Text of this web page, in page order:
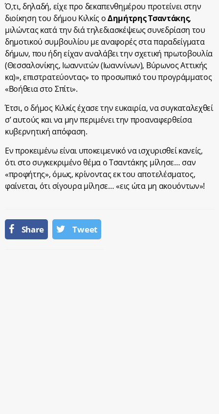
Ό,τι, δηλαδή, είχε προ δεκαπενθημέρου προτείνει στην
διοίκηση του δήμου Κιλκίς οΔημήτρης Τσαντάκης,
μιλώντας κατά την διά τηλεδιασκέψεως συνεδρίαση του
δημοτικού συμβουλίου με αναφορές στα παραδείγματα
δήμων, που ήδη είχαν αναλάβει την σχετική πρωτοβουλία
(Θεσσαλονίκης, Ιωαννιτών (Ιωαννίνων), Βύρωνος Αττικής
κα)», επιστρατεύοντας» το προσωπικό του προγράμματος
«Βοήθεια στο Σπίτι».
Έτσι, ο δήμος Κιλκίς έχασε την ευκαιρία, να συγκαταλεχθεί
σ’ αυτούς και να μην περιμένει την προαναφερθείσα
κυβερνητική απόφαση.
Εν προκειμένω είναι υποκειμενικό να ισχυρισθεί κανείς,
ότι στο συγκεκριμένο θέμα ο Τσαντάκης μίλησε… σαν
«προφήτης», όμως, κρίνοντας εκ του αποτελέσματος,
φαίνεται, ότι σίγουρα μίλησε… «εις ώτα μη ακουόντων»!
Share Tweet